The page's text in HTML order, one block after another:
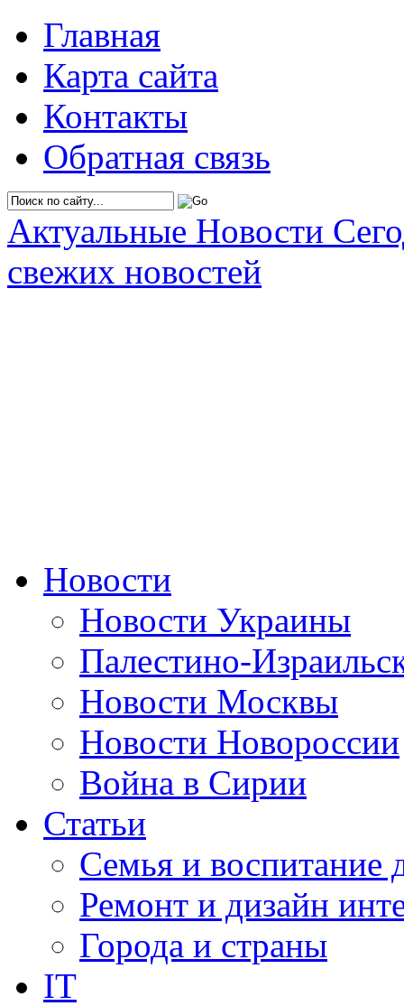
Главная
Карта сайта
Контакты
Обратная связь
Актуальные Новости
свежих новостей
Новости
Новости Украины
Палестино-
Новости Москвы
Новости Новороссии
Война в Сирии
Статьи
Семья и воспитание
Ремонт и дизайн
Города и страны
IT